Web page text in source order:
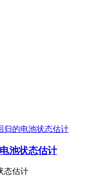
池状态估计
态估计